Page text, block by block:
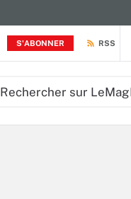
S'ABONNER RSS